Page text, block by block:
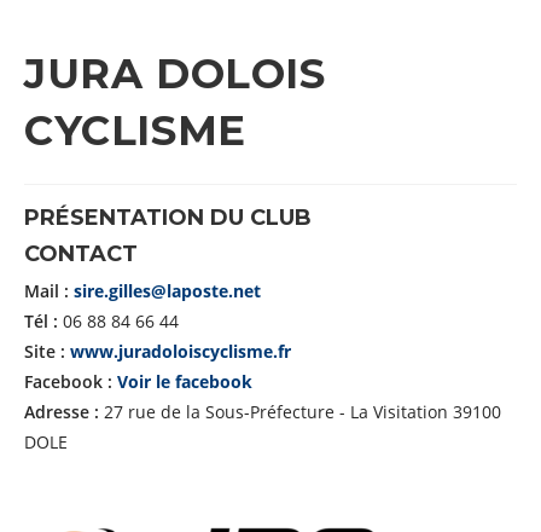
JURA DOLOIS
CYCLISME
PRÉSENTATION DU CLUB
CONTACT
Mail : sire.gilles@laposte.net
Tél : 06 88 84 66 44
Site : www.juradoloiscyclisme.fr
Facebook : Voir le facebook
Adresse : 27 rue de la Sous-Préfecture - La Visitation 39100
DOLE